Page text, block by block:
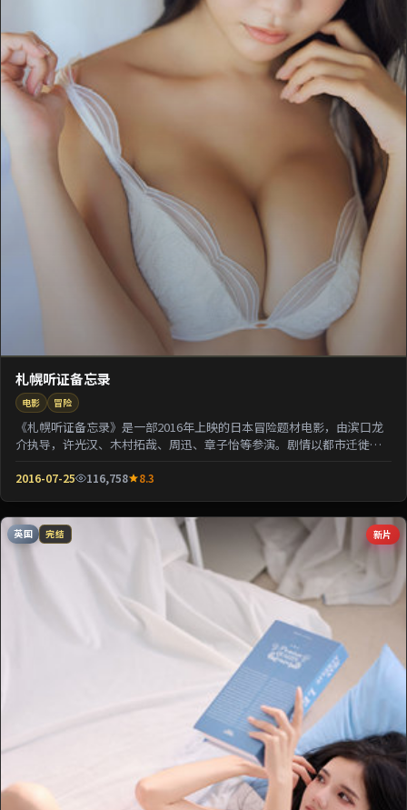
札幌听证备忘录
电影 冒险
《札幌听证备忘录》是一部2016年上映的日本冒险题材电影，由滨口龙
介执导，许光汉、木村拓哉、周迅、章子怡等参演。剧情以都市迁徙为
2016-07-25 116,758 8.3
新片
英国 完结